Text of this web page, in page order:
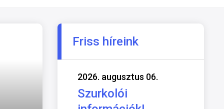
Friss híreink
2026. augusztus 06.
Szurkolói